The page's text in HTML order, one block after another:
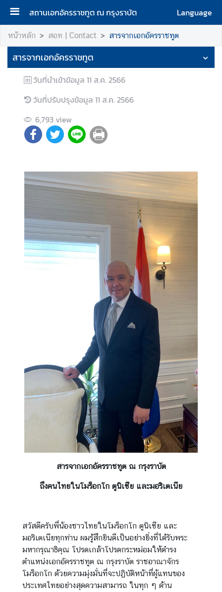
สถานเอกอัครราชทูต ณ กรุงราบัต
Language
ห
น้
า
แ
ร
ก
|
H
o
m
ส
อ
C
o
n
t
N
w
อ
|
T
r
a
v
e
หน้าหลัก สอท | Contact สารจากเอกอัครราชทูต
สารจากเอกอัครราชทูต
วันที่นำเข้าข้อมูล 11 ส.ค. 2566
วันที่ปรับปรุงข้อมูล 11 ส.ค. 2566
6,793 view
สารจากเอกอัครราชทูต ณ กรุงราบัต
ถึงคนไทยในโมร็อกโก ตูนิเซีย และมอริเตเนีย
สวัสดีครับพี่น้องชาวไทยในโมร็อกโก ตูนิเซีย และ
มอริเตเนียทุกท่าน ผมรู้สึกยินดีเป็นอย่างยิ่งที่ได้รับพระ
มหากรุณาธิคุณ โปรดเกล้าโปรดกระหม่อมให้ดำรง
ตำแหน่งเอกอัครราชทูต ณ กรุงราบัต ราชอาณาจักร
โมร็อกโก ด้วยความมุ่งมั่นที่จะปฏิบัติหน้าที่ผู้แทนของ
ประเทศไทยอย่างสุดความสามารถ ในทุก ๆ ด้าน